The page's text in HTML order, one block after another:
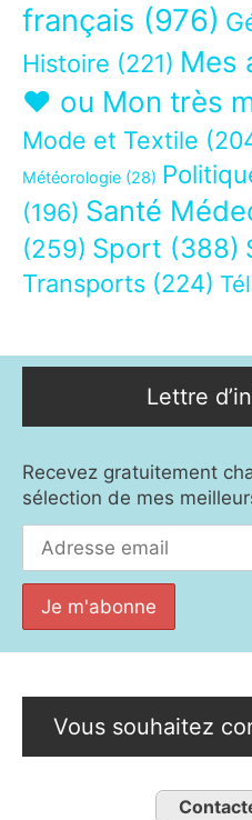
français (976)
Histoire (221) Mes
❤ ou Mon très
Mode et Textile
Météorologie (28)
(196) Santé
(259) Sport (388)
Transports (224)
Lettre
Recevez gratuitement
sélection de mes
Vous souhaitez